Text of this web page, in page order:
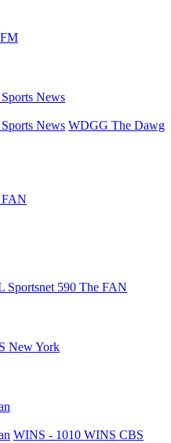
News
News WDGG The Dawg
FAN
Sportsnet 590 The FAN
New York
WINS - 1010 WINS CBS